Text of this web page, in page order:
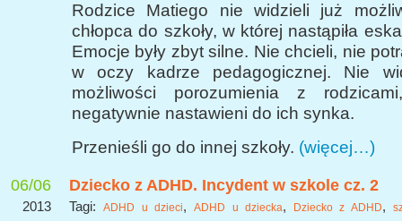
Rodzice Matiego nie widzieli już
chłopca do szkoły, w której nastąpiła
Emocje były zbyt silne. Nie chcieli, nie
w oczy kadrze pedagogicznej. Nie
możliwości porozumienia z
negatywnie nastawieni do ich synka.
Przenieśli go do innej szkoły. (więcej…)
06/06
2013
Dziecko z ADHD. Incydent w szkole cz. 2
Tagi:ADHD u dzieci,ADHD u dziecka, Dziecko z ADHD,